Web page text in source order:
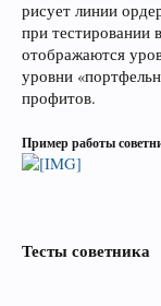
рисует линии
при тестировании
отображаются
уровни
профитов.
Пример работы
Тесты советника